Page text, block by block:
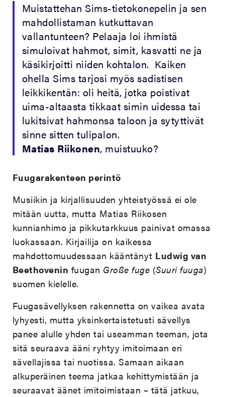
Muistattehan Sims-tietokonepelin ja sen
mahdollistaman kutkuttavan
vallantunteen? Pelaaja loi ihmistä
simuloivat hahmot, simit, kasvatti ne ja
käsikirjoitti niiden kohtalon. Kaiken
ohella Sims tarjosi myös sadistisen
leikkikentän: oli heitä, jotka poistivat
uima-altaasta tikkaat simin uidessa tai
lukitsivat hahmonsa taloon ja sytyttivät
sinne sitten tulipalon.
Matias Riikonen, muistuuko?
Fuugarakenteen perintö
Musiikin ja kirjallisuuden yhteistyössä ei ole
mitään uutta, mutta Matias Riikosen
kunnianhimo ja pikkutarkkuus painivat omassa
luokassaan. Kirjailija on kaikessa
mahdottomuudessaan kääntänyt Ludwig van
Beethovenin fuugan Große fuge (Suuri fuuga)
suomen kielelle.
Fuugasävellyksen rakennetta on vaikea avata
lyhyesti, mutta yksinkertaistetusti sävellys
panee alulle yhden tai useamman teeman, jota
sitä seuraava ääni ryhtyy imitoimaan eri
sävellajissa tai nuotissa. Samaan aikaan
alkuperäinen teema jatkaa kehittymistään ja
seuraavat äänet imitoimistaan – tätä jatkuu,